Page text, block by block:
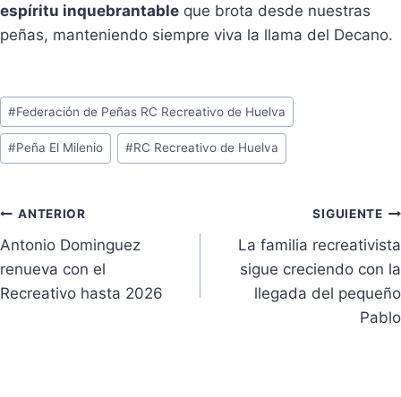
espíritu inquebrantable que brota desde nuestras
peñas, manteniendo siempre viva la llama del Decano.
Etiquetas
de
la
#Federación de Peñas RC Recreativo de Huelva
#Peña El Milenio #RC Recreativo de Huelva
Navegación
de
entradas
ANTERIOR
Antonio Dominguez
renueva con el
Recreativo hasta 2026
SIGUIENTE
La familia recreativista
sigue creciendo con la
llegada del pequeño
Pablo